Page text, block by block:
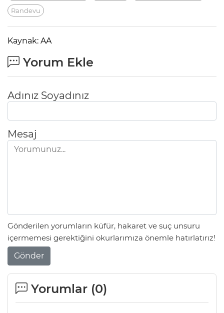
Randevu
Kaynak: AA
Yorum Ekle
Adınız Soyadınız
Mesaj
Gönderilen yorumların küfür, hakaret ve suç unsuru
içermemesi gerektiğini okurlarımıza önemle hatırlatırız!
Gönder
Yorumlar (0)